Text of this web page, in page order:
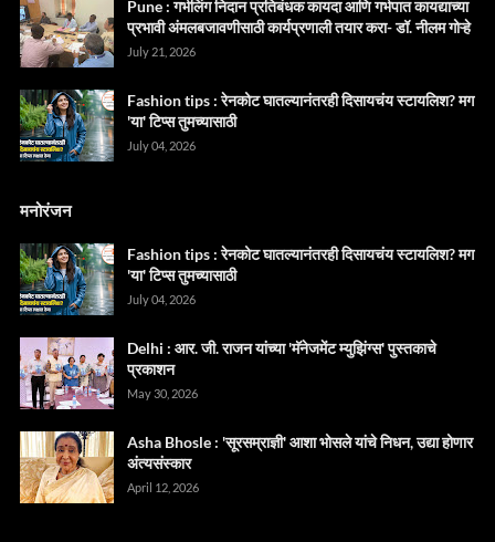
Pune : गर्भलिंग निदान प्रतिबंधक कायदा आणि गर्भपात कायद्याच्या
प्रभावी अंमलबजावणीसाठी कार्यप्रणाली तयार करा- डॉ. नीलम गोऱ्हे
July 21, 2026
Fashion tips : रेनकोट घातल्यानंतरही दिसायचंय स्टायलिश? मग
'या' टिप्स तुमच्यासाठी
July 04, 2026
मनोरंजन
Fashion tips : रेनकोट घातल्यानंतरही दिसायचंय स्टायलिश? मग
'या' टिप्स तुमच्यासाठी
July 04, 2026
Delhi : आर. जी. राजन यांच्या 'मॅनेजमेंट म्युझिंग्स' पुस्तकाचे
प्रकाशन
May 30, 2026
Asha Bhosle : 'सूरसम्राज्ञी' आशा भोसले यांचे निधन, उद्या होणार
अंत्यसंस्कार
April 12, 2026